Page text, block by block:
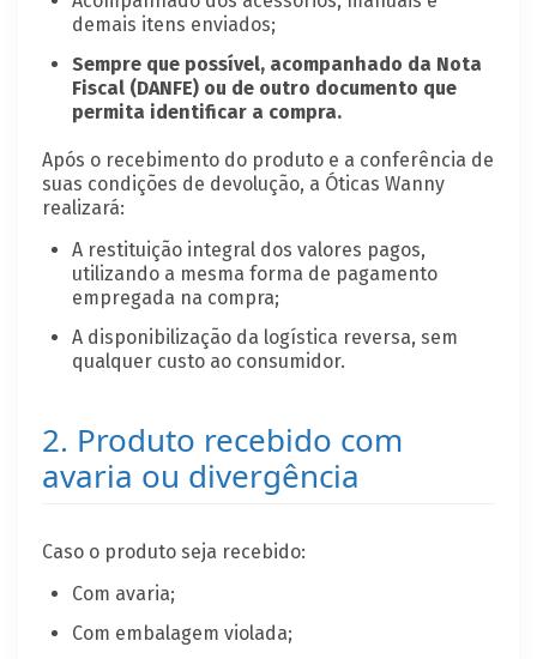
demais itens enviados;
Sempre que possível, acompanhado da Nota
Fiscal (DANFE) ou de outro documento que
permita identificar a compra.
Após o recebimento do produto e a conferência de
suas condições de devolução, a Óticas Wanny
realizará:
A restituição integral dos valores pagos,
utilizando a mesma forma de pagamento
empregada na compra;
A disponibilização da logística reversa, sem
qualquer custo ao consumidor.
2. Produto recebido com
avaria ou divergência
Caso o produto seja recebido:
Com avaria;
Com embalagem violada;